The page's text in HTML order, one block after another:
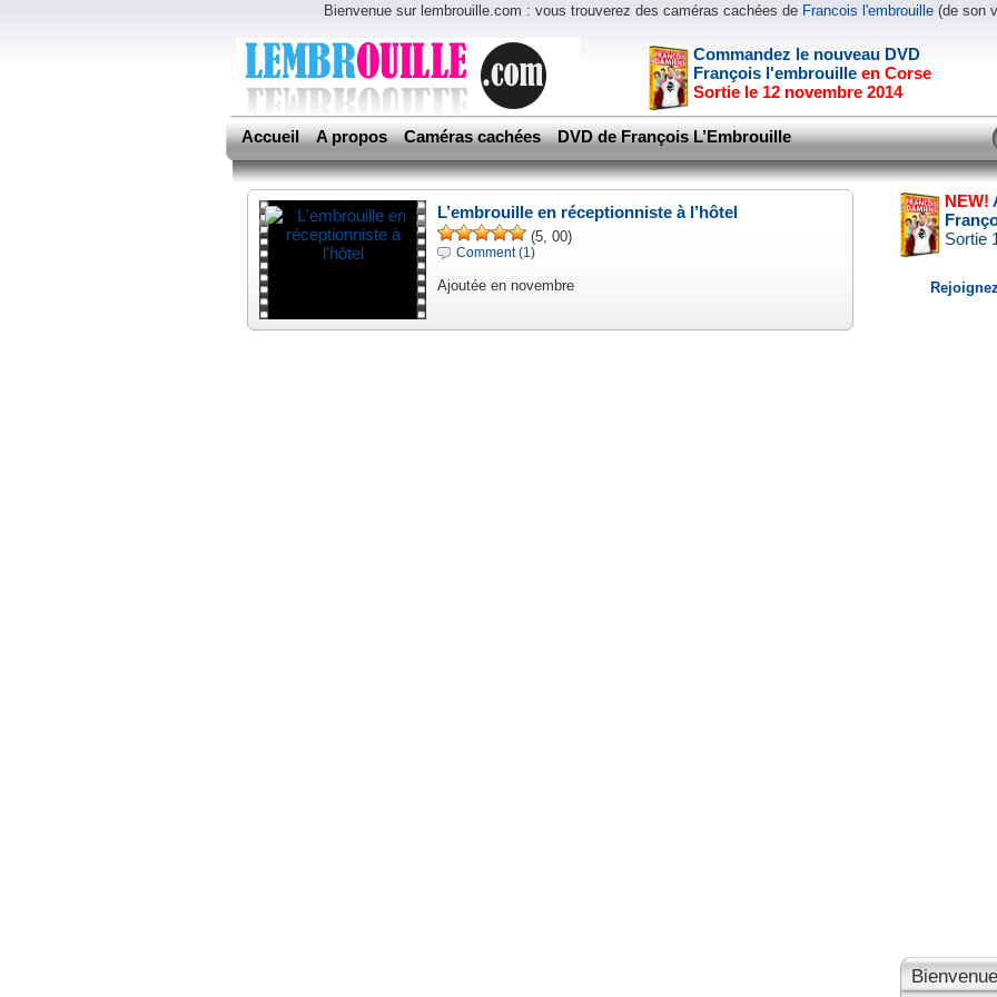
Bienvenue sur lembrouille.com : vous trouverez des caméras cachées de Francois l'embrouille (de son
Commandez le nouveau DVD
François l'embrouille en Corse
Sortie le 12 novembre 2014
Accueil A propos Caméras cachées DVD de François L’Embrouille
L’embrouille en réceptionniste à l’hôtel
(5, 00)
Comment (1)
Ajoutée en novembre
NEW!
Sortie